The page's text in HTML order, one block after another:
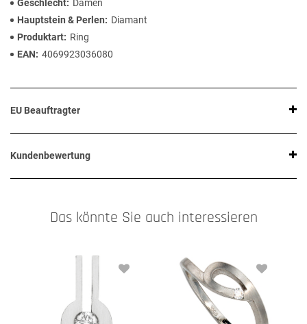
Geschlecht
Damen
Hauptstein & Perlen
Diamant
Produktart
Ring
EAN
4069923036080
EU Beauftragter
Kundenbewertung
Das könnte Sie auch interessieren